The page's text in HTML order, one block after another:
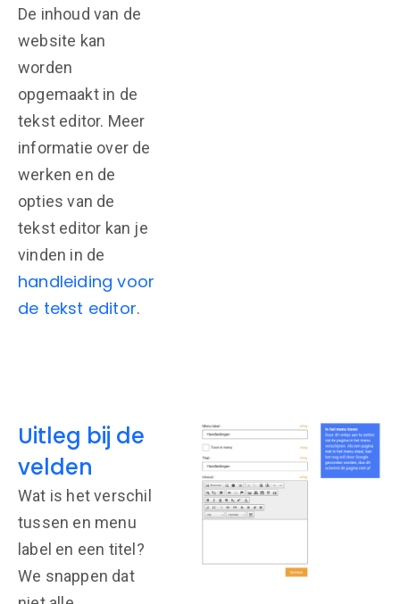
De inhoud van de
website kan
worden
opgemaakt in de
tekst editor. Meer
informatie over de
werken en de
opties van de
tekst editor kan je
vinden in de
handleiding voor
de tekst editor.
Uitleg bij de
velden
Wat is het verschil
tussen en menu
label en een titel?
We snappen dat